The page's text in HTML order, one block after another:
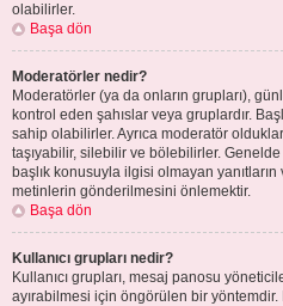
olabilirler.
Başa dön
Moderatörler nedir?
Moderatörler (ya da onların grupları),
kontrol eden şahıslar veya gruplardır.
sahip olabilirler. Ayrıca moderatör
taşıyabilir, silebilir ve bölebilirler.
başlık konusuyla ilgisi olmayan
metinlerin gönderilmesini önlemektir.
Başa dön
Kullanıcı grupları nedir?
Kullanıcı grupları, mesaj panosu
ayırabilmesi için öngörülen bir yöntemdir.